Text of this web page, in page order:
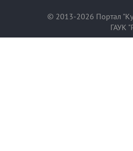
© 2013-2026 Портал
ГАУК